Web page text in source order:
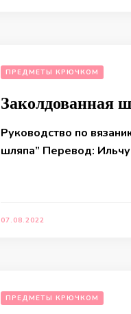
ПРЕДМЕТЫ КРЮЧКОМ
Заколдованная
Руководство по
шляпа” Перевод:
07.08.2022
ПРЕДМЕТЫ КРЮЧКОМ